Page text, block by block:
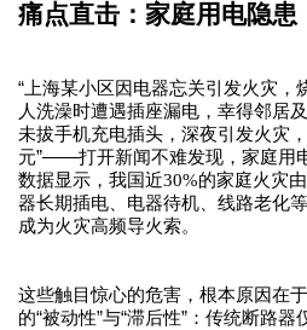
痛点直击：家庭用电隐患
“上海某小区因电器忘关引发火灾，
人洗澡时遭遇插座漏电，幸得邻居
未拔手机充电插头，深夜引发火灾
元”——打开新闻不难发现，家庭用
数据显示，我国近30%的家庭火灾
器长期插电、电器待机、线路老化
成为火灾高频导火索。
这些触目惊心的危害，根本原因在
的“被动性”与“滞后性”： 传统断路器